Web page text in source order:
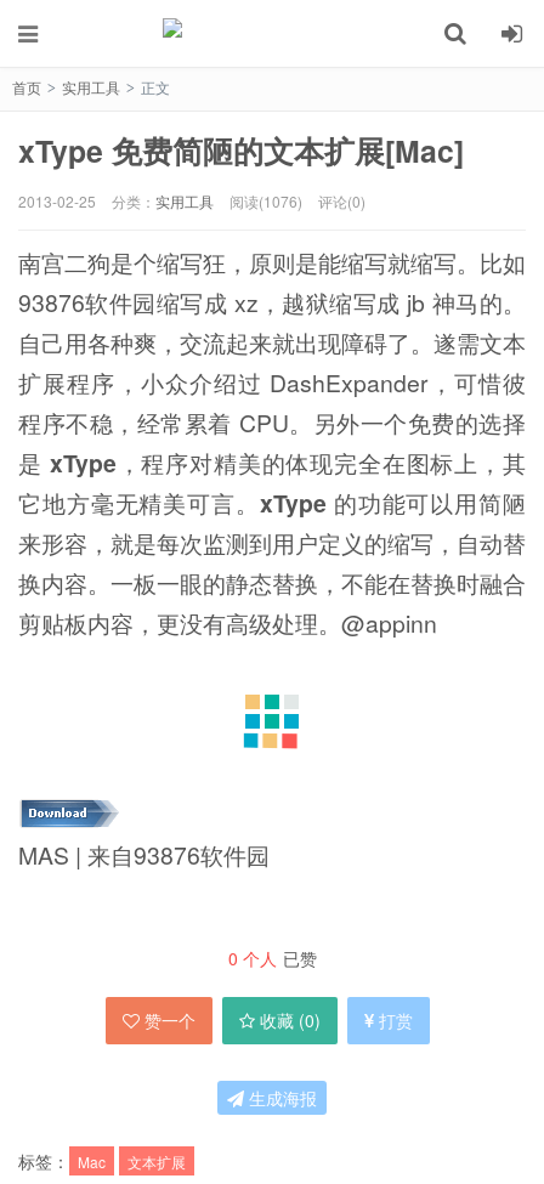
首页 > 实用工具 > 正文
xType 免费简陋的文本扩展[Mac]
2013-02-25 分类： 实用工具 阅读(1076) 评论(0)
南宫二狗是个缩写狂，原则是能缩写就缩写。比如
93876软件园缩写成 xz，越狱缩写成 jb 神马的。
自己用各种爽，交流起来就出现障碍了。遂需文本
扩展程序，小众介绍过 DashExpander，可惜彼
程序不稳，经常累着 CPU。另外一个免费的选择
是 xType ，程序对精美的体现完全在图标上，其
它地方毫无精美可言。 xType 的功能可以用简陋
来形容，就是每次监测到用户定义的缩写，自动替
换内容。一板一眼的静态替换，不能在替换时融合
剪贴板内容，更没有高级处理。@appinn
MAS | 来自93876软件园
0 个人 已赞
赞一个 收藏 (0) 打赏
生成海报
标签： Mac 文本扩展